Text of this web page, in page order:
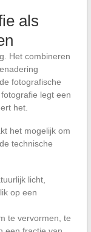
als
Het combineren
fotografische
legt een
het.
het mogelijk om
technische
licht,
op een
te vervormen, te